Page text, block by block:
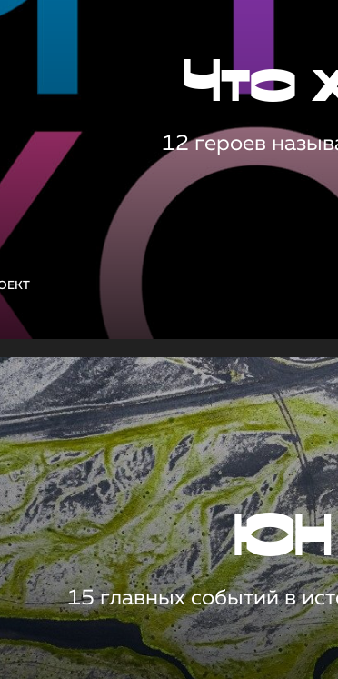
Что
12 героев
15 главных событий в